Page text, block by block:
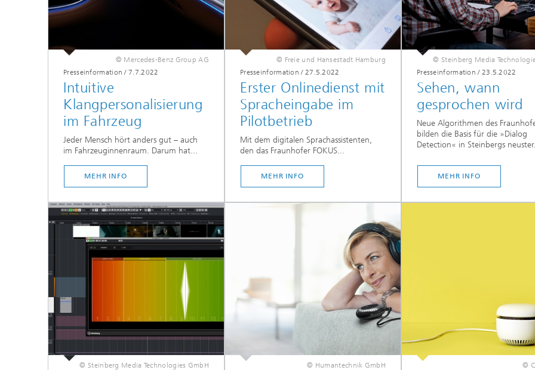
© Mercedes-Benz Group AG
Presseinformation /7.7.2022
Intuitive
Klangpersonalisierung
im Fahrzeug
Jeder Mensch hört anders gut – auch
im Fahrzeuginnenraum. Darum hat...
MEHR INFO
© Freie und Hansestadt Hamburg
Presseinformation / 27.5.2022
Erster Onlinedienst mit
Spracheingabe im
Pilotbetrieb
Mit dem digitalen Sprachassistenten,
den das Fraunhofer FOKUS...
MEHR INFO
© Steinberg Media
Presseinformation / 23.5.2022
Sehen, wann
gesprochen wird
Neue Algorithmen des
bilden die Basis für die »Dialog
Detection« in Steinbergs
MEHR INFO
© Steinberg Media Technologies GmbH
© Humantechnik GmbH
©